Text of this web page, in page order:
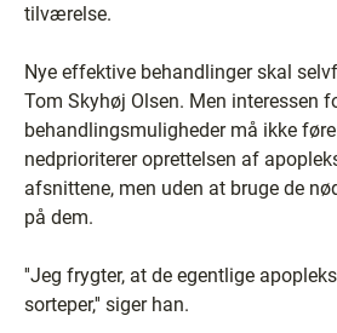
tilværelse.
Nye effektive behandlinger skal
Tom Skyhøj Olsen. Men interessen
behandlingsmuligheder må ikke
nedprioriterer oprettelsen af
afsnittene, men uden at bruge de
på dem.
''Jeg frygter, at de egentlige
sorteper,'' siger han.